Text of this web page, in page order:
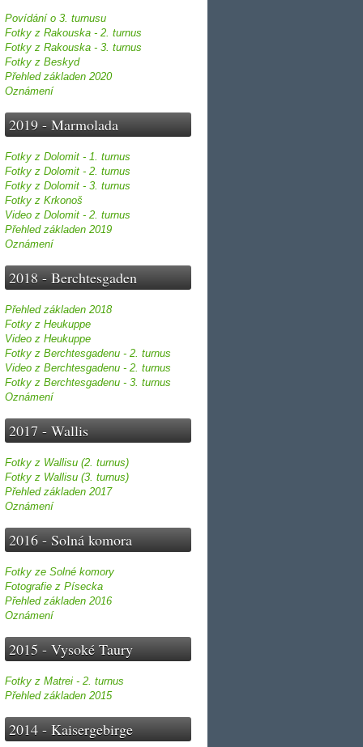
Povídání o 3. turnusu
Fotky z Rakouska - 2. turnus
Fotky z Rakouska - 3. turnus
Fotky z Beskyd
Přehled základen 2020
Oznámení
2019 - Marmolada
Fotky z Dolomit - 1. turnus
Fotky z Dolomit - 2. turnus
Fotky z Dolomit - 3. turnus
Fotky z Krkonoš
Video z Dolomit - 2. turnus
Přehled základen 2019
Oznámení
2018 - Berchtesgaden
Přehled základen 2018
Fotky z Heukuppe
Video z Heukuppe
Fotky z Berchtesgadenu - 2. turnus
Video z Berchtesgadenu - 2. turnus
Fotky z Berchtesgadenu - 3. turnus
Oznámení
2017 - Wallis
Fotky z Wallisu (2. turnus)
Fotky z Wallisu (3. turnus)
Přehled základen 2017
Oznámení
2016 - Solná komora
Fotky ze Solné komory
Fotografie z Písecka
Přehled základen 2016
Oznámení
2015 - Vysoké Taury
Fotky z Matrei - 2. turnus
Přehled základen 2015
2014 - Kaisergebirge